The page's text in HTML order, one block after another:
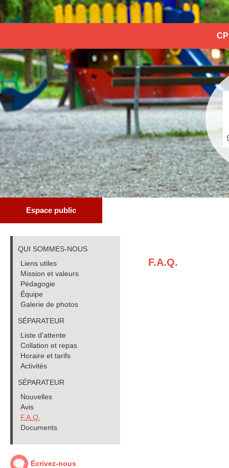
Espace public
QUI SOMMES-NOUS
Liens utiles
Mission et valeurs
Pédagogie
Équipe
Galerie de photos
SÉPARATEUR
Liste d'attente
Collation et repas
Horaire et tarifs
Activités
SÉPARATEUR
Nouvelles
Avis
F.A.Q.
Documents
Écrivez-nous
F.A.Q.